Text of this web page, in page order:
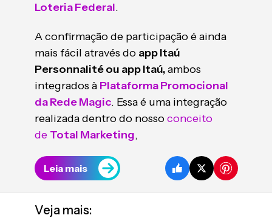
Loteria Federal.
A confirmação de participação é ainda
mais fácil através do app Itaú
Personnalité ou app Itaú,ambos
integrados à Plataforma Promocional
da Rede Magic. Essa é uma integração
realizada dentro do nossoconceito
de Total Marketing,
Leia mais
Veja mais: